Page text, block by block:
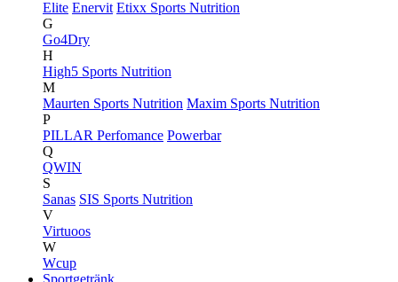
Elite Enervit Etixx Sports Nutrition
G
Go4Dry
H
High5 Sports Nutrition
M
Maurten Sports Nutrition Maxim Sports Nutrition
P
PILLAR Perfomance Powerbar
Q
QWIN
S
Sanas SIS Sports Nutrition
V
Virtuoos
W
Wcup
Sportgetränk